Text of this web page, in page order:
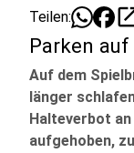
Teilen:
Parken
Auf dem
länger
Halteverbot
aufgehoben,